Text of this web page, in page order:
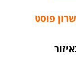
פוסט